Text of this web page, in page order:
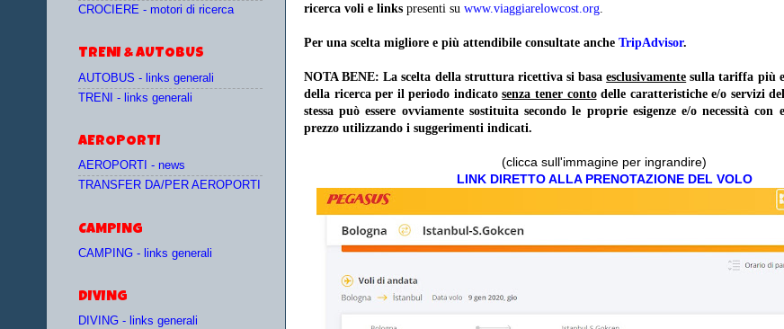
ricerca voli e links presenti su www.viaggiarelowcost.org.
Per una scelta migliore e più attendibile consultate anche TripAdvisor.
NOTA BENE: La scelta della struttura ricettiva si basaesclusivamente sulla tariffa più
della ricerca per il periodo indicatosenza tener contodelle caratteristiche e/o servizi
stessa può essere ovviamente sostituita secondo le proprie esigenze e/o necessità
prezzo utilizzando i suggerimenti indicati.
(clicca sull'immagine per ingrandire)
LINK DIRETTO ALLA PRENOTAZIONE DEL VOLO
CROCIERE - motori di ricerca
TRENI & AUTOBUS
AUTOBUS - links generali
TRENI - links generali
AEROPORTI
AEROPORTI - news
TRANSFER DA/PER AEROPORTI
CAMPING
CAMPING - links generali
DIVING
DIVING - links generali